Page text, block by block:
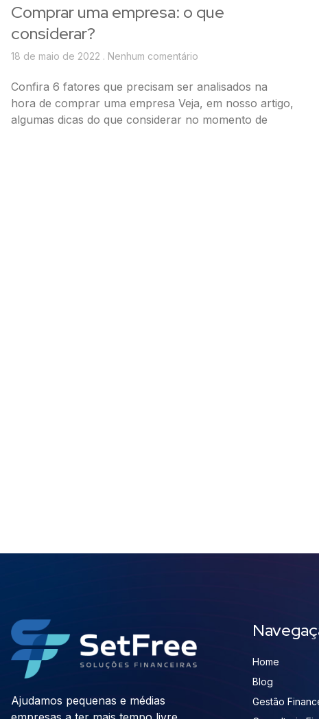
Comprar uma empresa: o que
considerar?
18 de maio de 2022 Nenhum comentário
Confira 6 fatores que precisam ser analisados na
hora de comprar uma empresa Veja, em nosso artigo,
algumas dicas do que considerar no momento de
Ajudamos pequenas e médias
Home
Blog
Gestão